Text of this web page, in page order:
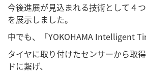
今後進展が見込まれる技術として４
を展示しました。
中でも、「YOKOHAMA Intelligent
タイヤに取り付けたセンサーから取
ドに繋げ、